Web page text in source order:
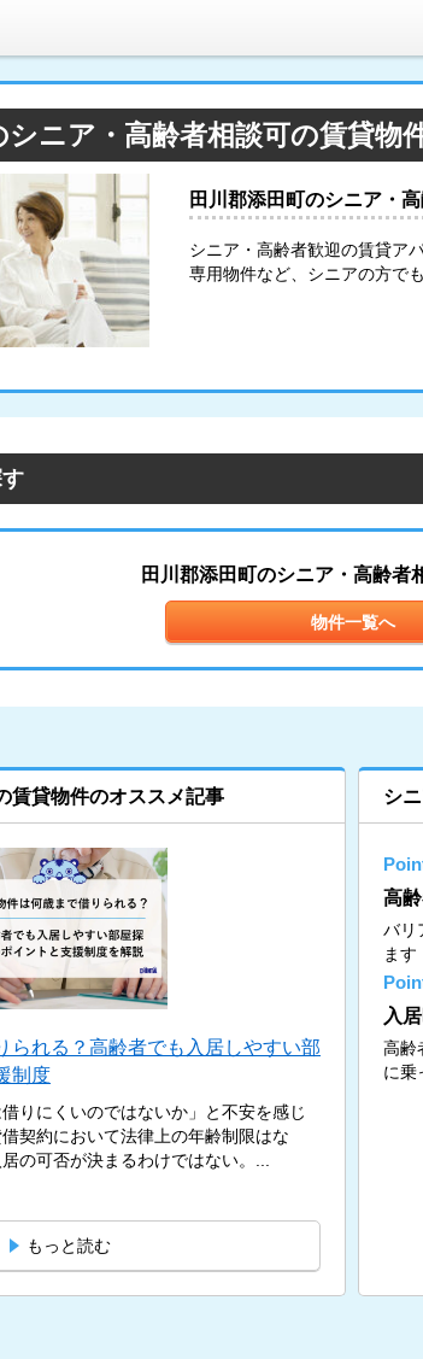
シニア・高齢者相談可の賃貸物
田川郡添田町のシニア・
シニア・高齢者歓迎の賃貸ア
専用物件など、シニアの方で
田川郡添田町のシニア・高齢者
物件一覧へ
賃貸物件のオススメ記事
られる？高齢者でも入居しやすい部
制度
りにくいのではないか」と不安を感じ
契約において法律上の年齢制限はな
の可否が決まるわけではない。...
もっと読む
シ
高
バリ
ます
入
高齢
に乗